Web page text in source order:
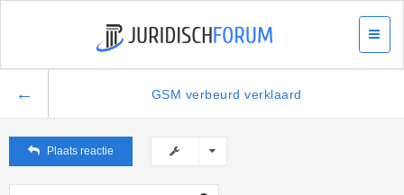
← GSM verbeurd verklaard
Plaats reactie